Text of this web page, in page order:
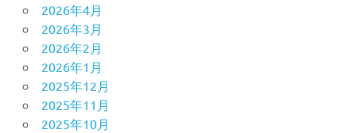
2026年4月
2026年3月
2026年2月
2026年1月
2025年12月
2025年11月
2025年10月